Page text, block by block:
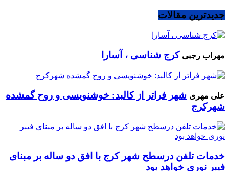
جدیدترین مقالات
مهراب رجبی کرج شناسی ، آسارا
علی مهری شهر فراتر از کالبد: خوشنویسی و روح گمشده
شهرکرج
خدمات تلفن درسطح شهر کرج با افق دو ساله بر مبنای
فیبر نوری خواهد بود